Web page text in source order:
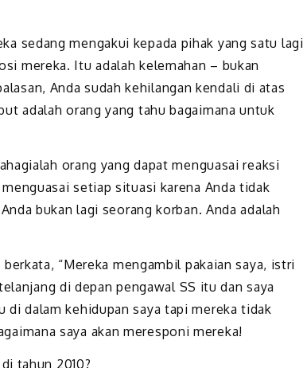
sedang mengakui kepada pihak yang satu lagi
mereka. Itu adalah kelemahan – bukan
Anda sudah kehilangan kendali di atas
adalah orang yang tahu bagaimana untuk
orang yang dapat menguasai reaksi
setiap situasi karena Anda tidak
bukan lagi seorang korban. Anda adalah
“Mereka mengambil pakaian saya, istri
di depan pengawal SS itu dan saya
di dalam kehidupan saya tapi mereka tidak
saya akan meresponi mereka!
tahun 2010?